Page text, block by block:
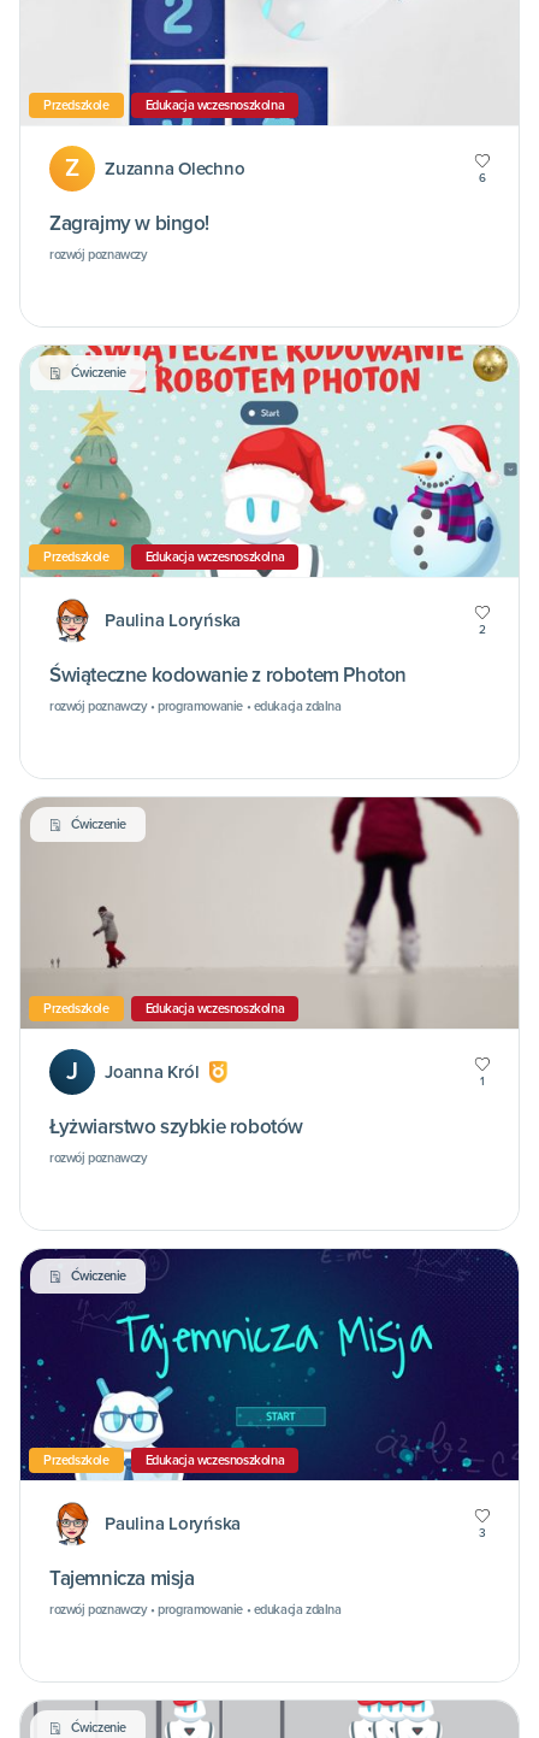
Przedszkole Edukacja wczesnoszkolna
Z Zuzanna Olechno 6
Zagrajmy w bingo!
rozwój poznawczy
Ćwiczenie
Przedszkole Edukacja wczesnoszkolna
Paulina Loryńska 2
Świąteczne kodowanie z robotem Photon
rozwój poznawczy • programowanie • edukacja zdalna
Ćwiczenie
Przedszkole Edukacja wczesnoszkolna
J Joanna Król 1
Łyżwiarstwo szybkie robotów
rozwój poznawczy
Ćwiczenie
Przedszkole Edukacja wczesnoszkolna
Paulina Loryńska 3
Tajemnicza misja
rozwój poznawczy • programowanie • edukacja zdalna
Ćwiczenie